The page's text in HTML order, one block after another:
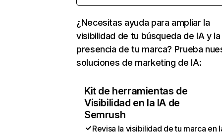
¿Necesitas ayuda para ampliar la
visibilidad de tu búsqueda de IA y la
presencia de tu marca? Prueba
soluciones de marketing de IA:
Kit de herramientas de
Visibilidad en la IA de
Semrush
Revisa la visibilidad de tu marca en